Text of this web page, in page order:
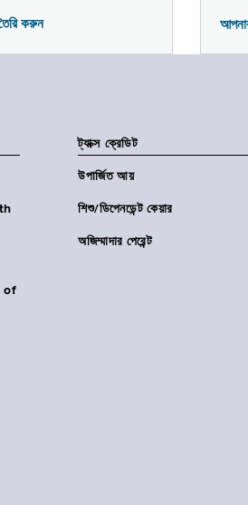
করুন
of
ট্যাক্স ক্রেডিট
উপার্জিত আয়
শিশু/ডিপেনডেন্ট কেয়ার
অজিম্মাদার পেরেন্ট